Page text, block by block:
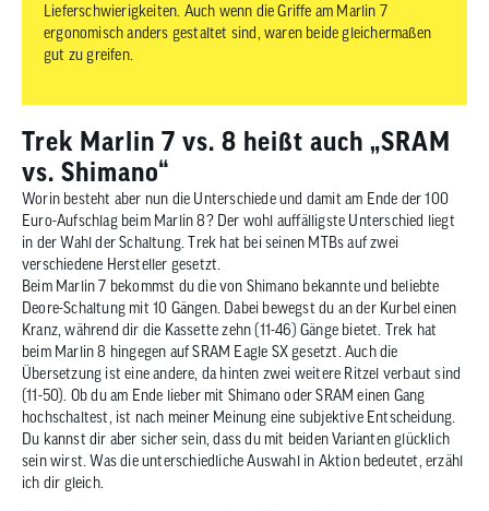
Lieferschwierigkeiten. Auch wenn die Griffe am Marlin 7
ergonomisch anders gestaltet sind, waren beide gleichermaßen
gut zu greifen.
Trek Marlin 7 vs. 8 heißt auch „SRAM
vs. Shimano“
Worin besteht aber nun die Unterschiede und damit am Ende der 100
Euro-Aufschlag beim Marlin 8? Der wohl auffälligste Unterschied liegt
in der Wahl der Schaltung. Trek hat bei seinen MTBs auf zwei
verschiedene Hersteller gesetzt.
Beim Marlin 7 bekommst du die von Shimano bekannte und beliebte
Deore-Schaltung mit 10 Gängen. Dabei bewegst du an der Kurbel einen
Kranz, während dir die Kassette zehn (11-46) Gänge bietet. Trek hat
beim Marlin 8 hingegen auf SRAM Eagle SX gesetzt. Auch die
Übersetzung ist eine andere, da hinten zwei weitere Ritzel verbaut sind
(11-50). Ob du am Ende lieber mit Shimano oder SRAM einen Gang
hochschaltest, ist nach meiner Meinung eine subjektive Entscheidung.
Du kannst dir aber sicher sein, dass du mit beiden Varianten glücklich
sein wirst. Was die unterschiedliche Auswahl in Aktion bedeutet, erzähl
ich dir gleich.